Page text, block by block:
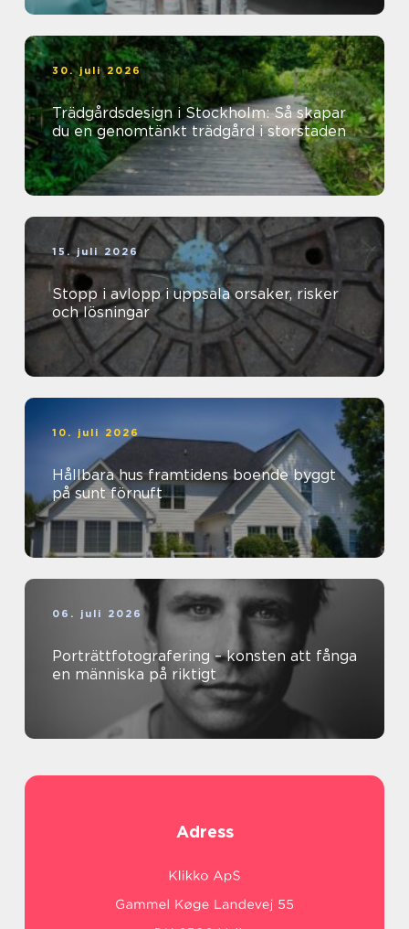
30. juli 2026
Trädgårdsdesign i Stockholm: Så skapar
du en genomtänkt trädgård i storstaden
15. juli 2026
Stopp i avlopp i uppsala orsaker, risker
och lösningar
10. juli 2026
Hållbara hus framtidens boende byggt
på sunt förnuft
06. juli 2026
Porträttfotografering – konsten att fånga
en människa på riktigt
Adress